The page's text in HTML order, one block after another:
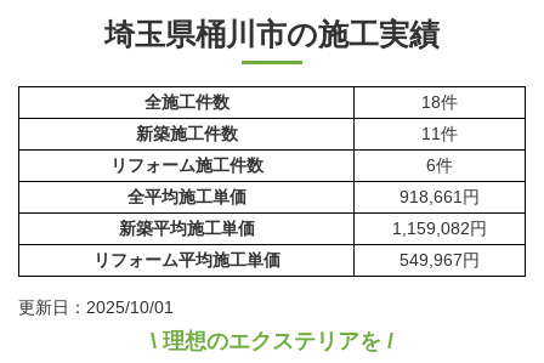
埼玉県桶川市の施工実績
全施工件数
18件
新築施工件数
11件
リフォーム施工件数
6件
全平均施工単価
918,661円
新築平均施工単価
1,159,082円
リフォーム平均施工単価
549,967円
更新日：2025/10/01
\ 理想のエクステリアを /